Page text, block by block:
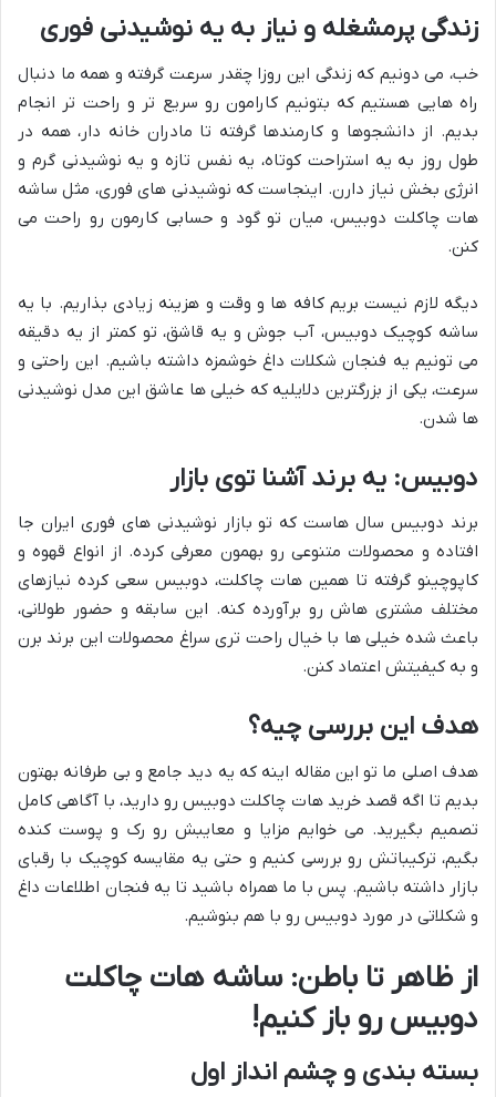
زندگی پرمشغله و نیاز به یه نوشیدنی فوری
خب، می دونیم که زندگی این روزا چقدر سرعت گرفته و همه ما دنبال
راه هایی هستیم که بتونیم کارامون رو سریع تر و راحت تر انجام
بدیم. از دانشجوها و کارمندها گرفته تا مادران خانه دار، همه در
طول روز به یه استراحت کوتاه، یه نفس تازه و یه نوشیدنی گرم و
انرژی بخش نیاز دارن. اینجاست که نوشیدنی های فوری، مثل ساشه
هات چاکلت دوبیس، میان تو گود و حسابی کارمون رو راحت می
کنن.
دیگه لازم نیست بریم کافه ها و وقت و هزینه زیادی بذاریم. با یه
ساشه کوچیک دوبیس، آب جوش و یه قاشق، تو کمتر از یه دقیقه
می تونیم یه فنجان شکلات داغ خوشمزه داشته باشیم. این راحتی و
سرعت، یکی از بزرگترین دلایلیه که خیلی ها عاشق این مدل نوشیدنی
ها شدن.
دوبیس: یه برند آشنا توی بازار
برند دوبیس سال هاست که تو بازار نوشیدنی های فوری ایران جا
افتاده و محصولات متنوعی رو بهمون معرفی کرده. از انواع قهوه و
کاپوچینو گرفته تا همین هات چاکلت، دوبیس سعی کرده نیازهای
مختلف مشتری هاش رو برآورده کنه. این سابقه و حضور طولانی،
باعث شده خیلی ها با خیال راحت تری سراغ محصولات این برند برن
و به کیفیتش اعتماد کنن.
هدف این بررسی چیه؟
هدف اصلی ما تو این مقاله اینه که یه دید جامع و بی طرفانه بهتون
بدیم تا اگه قصد خرید هات چاکلت دوبیس رو دارید، با آگاهی کامل
تصمیم بگیرید. می خوایم مزایا و معایبش رو رک و پوست کنده
بگیم، ترکیباتش رو بررسی کنیم و حتی یه مقایسه کوچیک با رقبای
بازار داشته باشیم. پس با ما همراه باشید تا یه فنجان اطلاعات داغ
و شکلاتی در مورد دوبیس رو با هم بنوشیم.
از ظاهر تا باطن: ساشه هات چاکلت
دوبیس رو باز کنیم!
بسته بندی و چشم انداز اول